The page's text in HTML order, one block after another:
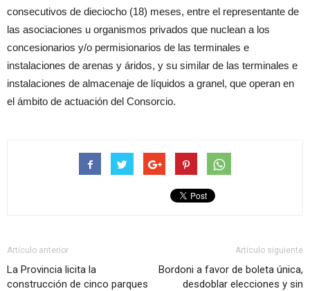
consecutivos de dieciocho (18) meses, entre el representante de
las asociaciones u organismos privados que nuclean a los
concesionarios y/o permisionarios de las terminales e
instalaciones de arenas y áridos, y su similar de las terminales e
instalaciones de almacenaje de líquidos a granel, que operan en
el ámbito de actuación del Consorcio.
Artículo anterior
La Provincia licita la
construcción de cinco parques
Artículo siguiente
Bordoni a favor de boleta única,
desdoblar elecciones y sin